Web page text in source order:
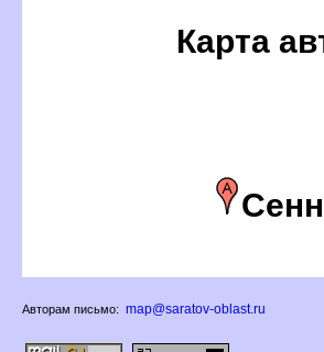
Карта
Авторам письмо: map@saratov-oblast.ru